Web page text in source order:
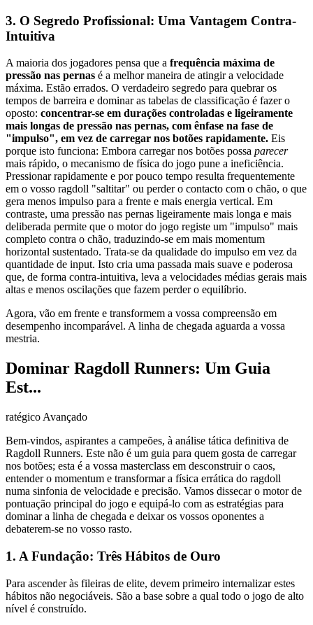
3. O Segredo Profissional: Uma Vantagem Contra-
Intuitiva
A maioria dos jogadores pensa que a frequência máxima de
pressão nas pernas é a melhor maneira de atingir a velocidade
máxima. Estão errados. O verdadeiro segredo para quebrar os
tempos de barreira e dominar as tabelas de classificação é fazer o
oposto: concentrar-se em durações controladas e ligeiramente
mais longas de pressão nas pernas, com ênfase na fase de
"impulso", em vez de carregar nos botões rapidamente. Eis
porque isto funciona: Embora carregar nos botões possa parecer
mais rápido, o mecanismo de física do jogo pune a ineficiência.
Pressionar rapidamente e por pouco tempo resulta frequentemente
em o vosso ragdoll "saltitar" ou perder o contacto com o chão, o que
gera menos impulso para a frente e mais energia vertical. Em
contraste, uma pressão nas pernas ligeiramente mais longa e mais
deliberada permite que o motor do jogo registe um "impulso" mais
completo contra o chão, traduzindo-se em mais momentum
horizontal sustentado. Trata-se da qualidade do impulso em vez da
quantidade de input. Isto cria uma passada mais suave e poderosa
que, de forma contra-intuitiva, leva a velocidades médias gerais mais
altas e menos oscilações que fazem perder o equilíbrio.
Agora, vão em frente e transformem a vossa compreensão em
desempenho incomparável. A linha de chegada aguarda a vossa
mestria.
Dominar Ragdoll Runners: Um Guia
Est...
ratégico Avançado
Bem-vindos, aspirantes a campeões, à análise tática definitiva de
Ragdoll Runners. Este não é um guia para quem gosta de carregar
nos botões; esta é a vossa masterclass em desconstruir o caos,
entender o momentum e transformar a física errática do ragdoll
numa sinfonia de velocidade e precisão. Vamos dissecar o motor de
pontuação principal do jogo e equipá-lo com as estratégias para
dominar a linha de chegada e deixar os vossos oponentes a
debaterem-se no vosso rasto.
1. A Fundação: Três Hábitos de Ouro
Para ascender às fileiras de elite, devem primeiro internalizar estes
hábitos não negociáveis. São a base sobre a qual todo o jogo de alto
nível é construído.